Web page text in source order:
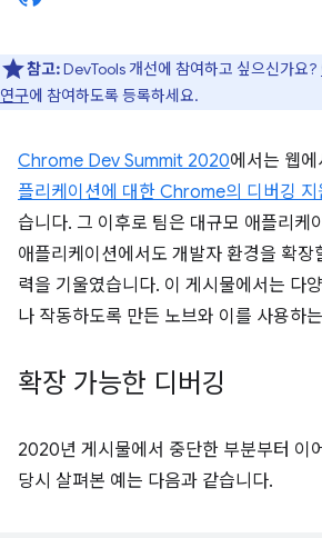
참고:DevTools 개선에 참여하고 싶으신가요?
연구에 참여하도록 등록하세요.
Chrome Dev Summit 2020에서는 웹에
플리케이션에 대한 Chrome의 디버깅 지
습니다. 그 이후로 팀은 대규모 애플리케
애플리케이션에서도 개발자 환경을 확장
력을 기울였습니다. 이 게시물에서는 다
나 작동하도록 만든 노브와 이를 사용하
확장 가능한 디버깅
2020년 게시물에서 중단한 부분부터 이
당시 살펴본 예는 다음과 같습니다.